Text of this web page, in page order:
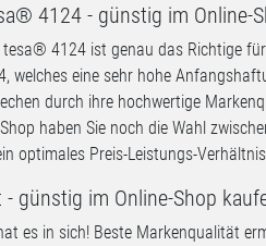
4124 - günstig im Online-
4124 ist genau das Richtige
welches eine sehr hohe
durch ihre hochwertige
haben Sie noch die Wahl
optimales Preis-Leistungs-
günstig im Online-Shop
es in sich! Beste Markenqualität